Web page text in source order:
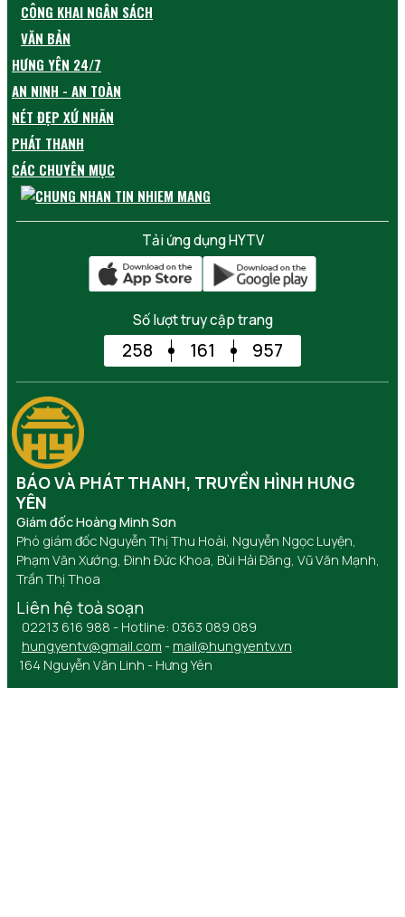
CÔNG KHAI NGÂN SÁCH
VĂN BẢN
HƯNG YÊN 24/7
AN NINH - AN TOÀN
NÉT ĐẸP XỨ NHÃN
PHÁT THANH
CÁC CHUYÊN MỤC
Tải ứng dụng HYTV
Số lượt truy cập trang
258 161 957
BÁO VÀ PHÁT THANH, TRUYỀN HÌNH HƯNG
YÊN
Giám đốc Hoàng Minh Sơn
Phó giám đốc Nguyễn Thị Thu Hoài, Nguyễn Ngọc Luyện,
Phạm Văn Xướng, Đinh Đức Khoa, Bùi Hải Đăng, Vũ Văn Mạnh,
Trần Thị Thoa
Liên hệ toà soạn
02213 616 988 - Hotline: 0363 089 089
hungyentv@gmail.com - mail@hungyentv.vn
164 Nguyễn Văn Linh - Hưng Yên